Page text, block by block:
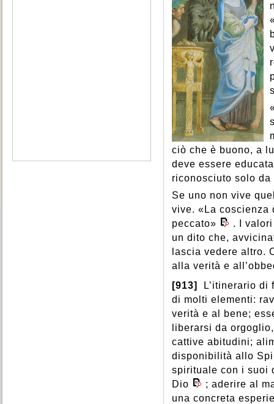
ciò che è buono, a
deve essere
riconosciuto solo
Se uno non vive
vive. «La coscienza
peccato»
. I
un dito che,
lascia vedere altro.
alla verità e
[913]
L’itinerario
di molti elementi:
verità e al bene;
liberarsi da
cattive abitudini;
disponibilità allo
spirituale con i suoi
Dio
; aderire al
una concreta